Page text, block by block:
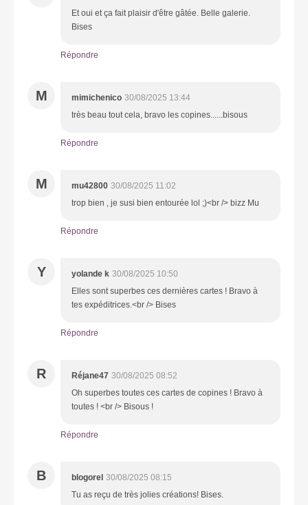
Et oui et ça fait plaisir d'être gâtée. Belle galerie.
Bises
Répondre
M mimichenico 30/08/2025 13:44
très beau tout cela, bravo les copines......bisous
Répondre
M mu42800 30/08/2025 11:02
trop bien , je susi bien entourée lol ;)<br /> bizz Mu
Répondre
Y yolande k 30/08/2025 10:50
Elles sont superbes ces dernières cartes ! Bravo à
tes expéditrices.<br /> Bises
Répondre
R Réjane47 30/08/2025 08:52
Oh superbes toutes ces cartes de copines ! Bravo à
toutes ! <br /> Bisous !
Répondre
B blogorel 30/08/2025 08:15
Tu as reçu de très jolies créations! Bises.